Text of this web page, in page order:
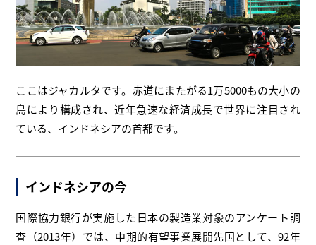
ここはジャカルタです。赤道にまたがる1万5000もの大小の
島により構成され、近年急速な経済成長で世界に注目され
ている、インドネシアの首都です。
インドネシアの今
国際協力銀行が実施した日本の製造業対象のアンケート調
査（2013年）では、中期的有望事業展開先国として、92年